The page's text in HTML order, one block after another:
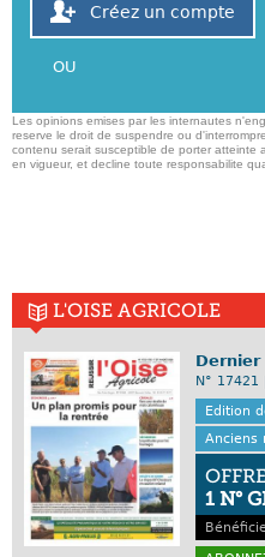
Créez un compte
OU
Les opinions emises par les internautes
reserve le droit de suspendre ou
contenu serait susceptible de porter atteinte
en vigueur, et decline toute responsabilite
L'OISE AGRICOLE
N°
Edition
Anciens
1 N°